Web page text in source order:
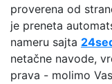
proverena od
je preneta
nameru sajta
netačne navode,
prava - molimo